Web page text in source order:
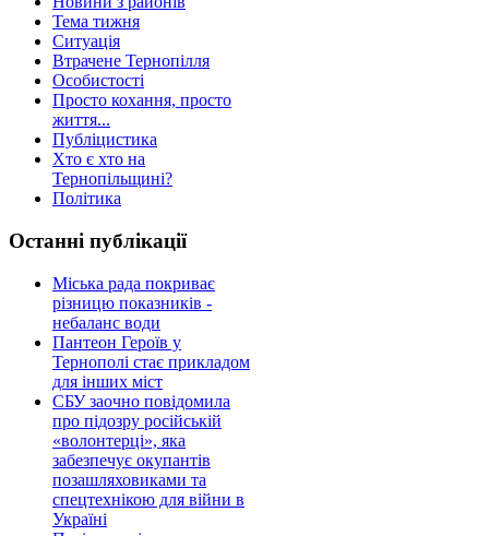
Тема тижня
Ситуація
Втрачене Тернопілля
Особистості
Просто кохання, просто
життя...
Публіцистика
Хто є хто на
Тернопільщині?
Політика
Останні публікації
Міська рада покриває
різницю показників -
небаланс води
Пантеон Героїв у
Тернополі стає прикладом
для інших міст
СБУ заочно повідомила
про підозру російській
«волонтерці», яка
забезпечує окупантів
позашляховиками та
спецтехнікою для війни в
Україні